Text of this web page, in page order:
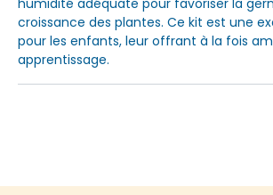
humidité adéquate pour favoriser la
croissance des plantes. Ce kit est une
pour les enfants, leur offrant à la fois
apprentissage.